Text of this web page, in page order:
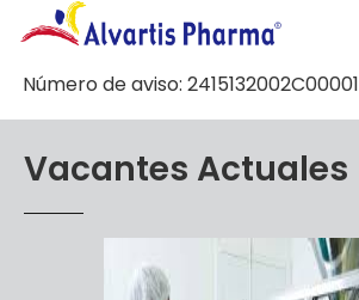
Número de aviso: 2415132002C00001
Vacantes Actuales